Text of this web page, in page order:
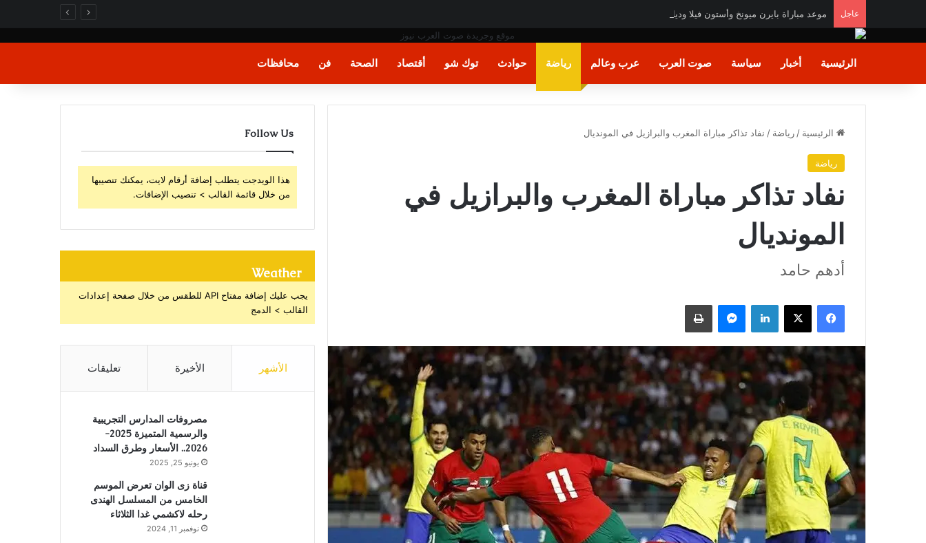
عاجل موعد مباراة بايرن ميونخ وأستون فيلا وديا والقنوات الناقلة
الرئيسية أخبار سياسة صوت العرب عرب وعالم رياضة حوادث توك شو أقتصاد الصحة فن محافظات
الرئيسية / رياضة / نفاد تذاكر مباراة المغرب والبرازيل في المونديال
رياضة
نفاد تذاكر مباراة المغرب والبرازيل في
المونديال
أدهم حامد
فيسبوك X لينكدإن ماسنجر طباعة
Follow Us
هذا الويدجت يتطلب إضافة أرقام لايت، يمكنك تنصيبها
من خلال قائمة القالب > تنصيب الإضافات.
Weather
يجب عليك إضافة مفتاح API للطقس من خلال صفحة إعدادات
القالب > الدمج
الأشهر الأخيرة تعليقات
مصروفات المدارس التجريبية
والرسمية المتميزة 2025-
2026.. الأسعار وطرق السداد
يونيو 25, 2025
قناة زى الوان تعرض الموسم
الخامس من المسلسل الهندى
رحله لاكشمي غدا الثلاثاء
نوفمبر 11, 2024